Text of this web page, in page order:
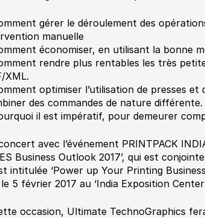
gérer le déroulement des
manuelle
économiser, en utilisant la bonne
rendre plus rentables les très
XML.
optimiser l’utilisation de presses
des commandes de nature différente.
il est impératif, pour demeurer
avec l’événement PRINTPACK
Business Outlook 2017’, qui est
intitulée ‘Power up Your Printing
5 février 2017 au ‘India Exposition
occasion, Ultimate TechnoGraphics